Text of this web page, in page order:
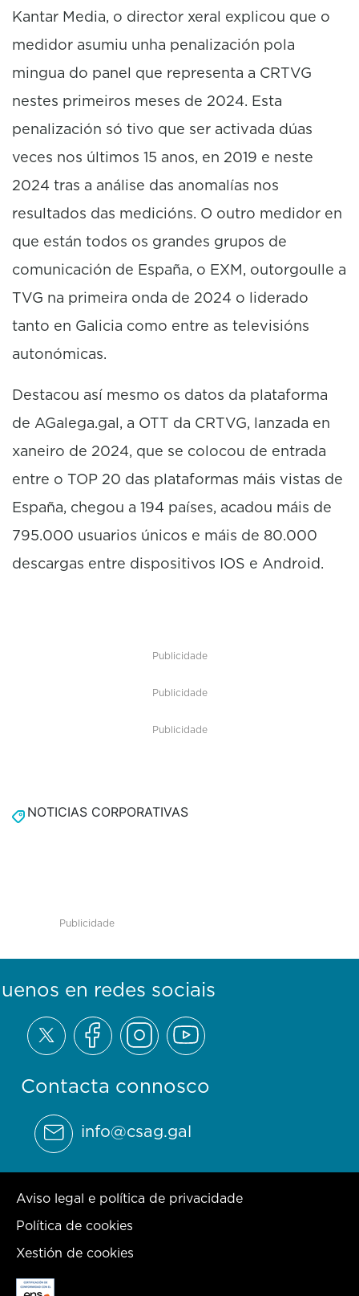
Kantar Media, o director xeral explicou que o
medidor asumiu unha penalización pola
mingua do panel que representa a CRTVG
nestes primeiros meses de 2024. Esta
penalización só tivo que ser activada dúas
veces nos últimos 15 anos, en 2019 e neste
2024 tras a análise das anomalías nos
resultados das medicións. O outro medidor en
que están todos os grandes grupos de
comunicación de España, o EXM, outorgoulle a
TVG na primeira onda de 2024 o liderado
tanto en Galicia como entre as televisións
autonómicas.
Destacou así mesmo os datos da plataforma
de AGalega.gal, a OTT da CRTVG, lanzada en
xaneiro de 2024, que se colocou de entrada
entre o TOP 20 das plataformas máis vistas de
España, chegou a 194 países, acadou máis de
795.000 usuarios únicos e máis de 80.000
descargas entre dispositivos IOS e Android.
Publicidade
Publicidade
Publicidade
NOTICIAS CORPORATIVAS
Publicidade
Contacta connosco
info@csag.gal
en redes sociais
Aviso legal e política de privacidade
Política de cookies
Xestión de cookies